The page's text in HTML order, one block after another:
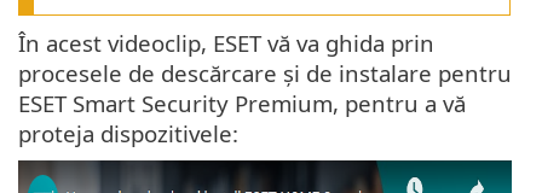
În acest videoclip, ESET vă va ghida prin
procesele de descărcare și de instalare pentru
ESET Smart Security Premium, pentru a vă
proteja dispozitivele: